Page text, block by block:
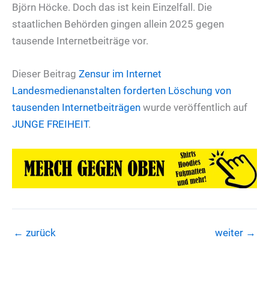
Björn Höcke. Doch das ist kein Einzelfall. Die
staatlichen Behörden gingen allein 2025 gegen
tausende Internetbeiträge vor.
Dieser Beitrag Zensur im Internet
Landesmedienanstalten forderten Löschung von
tausenden Internetbeiträgen wurde veröffentlich auf
JUNGE FREIHEIT.
← zurück weiter →